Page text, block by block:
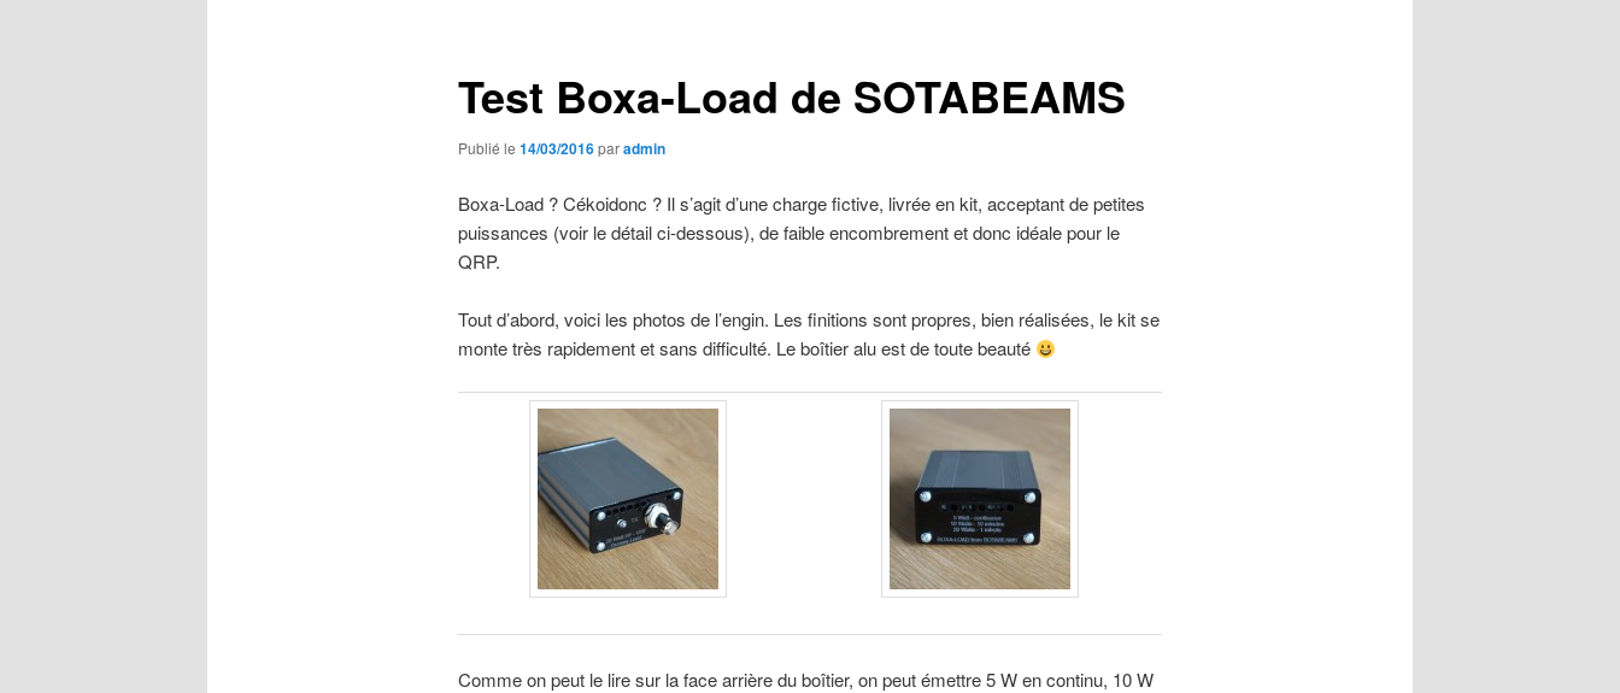
Test Boxa-Load de SOTABEAMS
Publié le 14/03/2016paradmin
Boxa-Load ? Cékoidonc ? Il s’agit d’une charge fictive, livrée en kit, acceptant de petites
puissances (voir le détail ci-dessous), de faible encombrement et donc idéale pour le
QRP.
Tout d’abord, voici les photos de l’engin. Les finitions sont propres, bien réalisées, le kit se
monte très rapidement et sans difficulté. Le boîtier alu est de toute beauté
Comme on peut le lire sur la face arrière du boîtier, on peut émettre 5 W en continu, 10 W